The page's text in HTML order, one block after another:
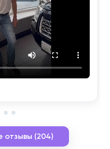
отзывы (204)